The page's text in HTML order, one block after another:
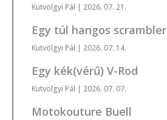
Kutvölgyi Pál | 2026. 07. 21.
Egy túl hangos scrambler
Kutvölgyi Pál | 2026. 07. 14.
Egy kék(vérű) V-Rod
Kutvölgyi Pál | 2026. 07. 07.
Motokouture Buell